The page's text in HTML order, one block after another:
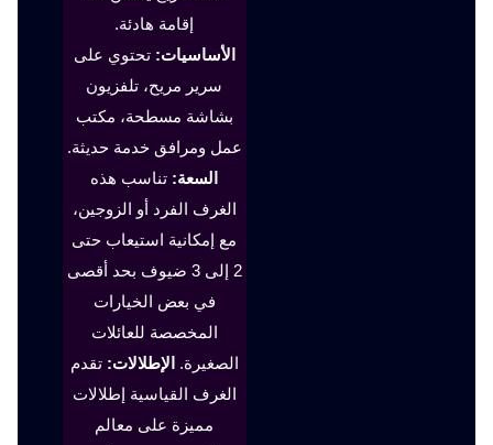
إقامة هادئة.
الأساسيات: تحتوي على
سرير مريح، تلفزيون
بشاشة مسطحة، مكتب
عمل ومرافق خدمة حديثة.
السعة: تناسب هذه
الغرف الفرد أو الزوجين،
مع إمكانية استيعاب حتى
2 إلى 3 ضيوف بحد أقصى
في بعض الخيارات
المخصصة للعائلات
الصغيرة. الإطلالات: تقدم
الغرف القياسية إطلالات
مميزة على معالم